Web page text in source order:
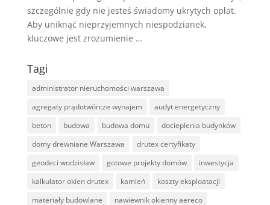
szczególnie gdy nie jesteś świadomy ukrytych opłat.
Aby uniknąć nieprzyjemnych niespodzianek,
kluczowe jest zrozumienie …
Tagi
administrator nieruchomości warszawa
agregaty prądotwórcze wynajem
audyt energetyczny
beton
budowa budowa domu
docieplenia budynków
domy drewniane Warszawa
drutex certyfikaty
geodeci wodzisław
gotowe projekty domów
inwestycja
kalkulator okien drutex
kamień
koszty eksploatacji
materiały budowlane
nawiewnik okienny aereco